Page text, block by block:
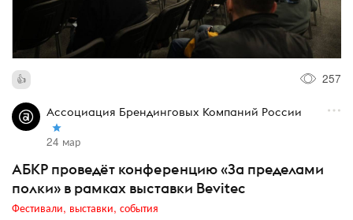
257
Ассоциация Брендинговых Компаний России
24 мар
АБКР проведёт конференцию «За пределами
полки» в рамках выставки Bevitec
Фестивали, выставки, события